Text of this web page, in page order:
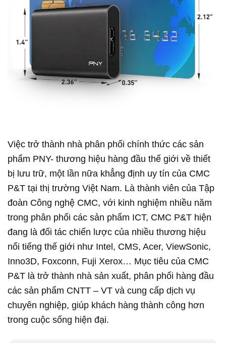
Việc trở thành nhà phân phối chính thức các sản
phẩm PNY- thương hiệu hàng đầu thế giới về thiết
bị lưu trữ, một lần nữa khẳng định uy tín của CMC
P&T tại thị trường Việt Nam. Là thành viên của Tập
đoàn Công nghệ CMC, với kinh nghiệm nhiều năm
trong phân phối các sản phẩm ICT, CMC P&T hiện
đang là đối tác chiến lược của nhiều thương hiệu
nổi tiếng thế giới như Intel, CMS, Acer, ViewSonic,
Inno3D, Foxconn, Fuji Xerox… Mục tiêu của CMC
P&T là trở thành nhà sản xuất, phân phối hàng đầu
các sản phẩm CNTT – VT và cung cấp dịch vụ
chuyên nghiệp, giúp khách hàng thành công hơn
trong cuộc sống hiện đại.